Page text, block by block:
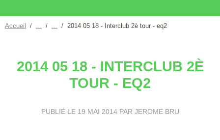
Accueil 2014 05 18 - Interclub 2è tour - eq2
2014 05 18 - INTERCLUB 2È
TOUR - EQ2
PUBLIÉ LE 19 MAI 2014PAR JEROME BRU